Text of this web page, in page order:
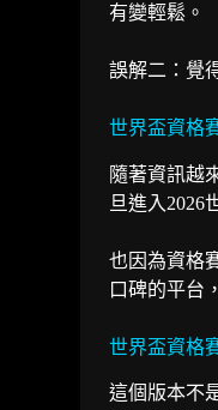
有變輕鬆。
誤解二：覺
世界盃資格
隨著資訊越
旦進入2026
也因為資格
口碑的平台
世界盃資格
這個版本不